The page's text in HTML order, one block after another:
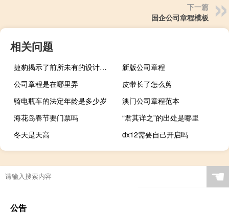
下一篇
国企公司章程模板
相关问题
捷豹揭示了前所未有的设计秘诀
新版公司章程
公司章程是在哪里弄
皮带长了怎么剪
骑电瓶车的法定年龄是多少岁
澳门公司章程范本
海花岛春节要门票吗
“君其详之”的出处是哪里
冬天是天高
dx12需要自己开启吗
☚
公告